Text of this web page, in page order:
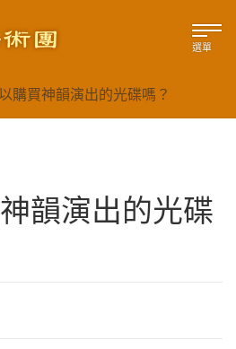
選單
購買神韻演出的光碟嗎？
韻演出的光碟